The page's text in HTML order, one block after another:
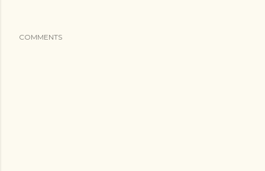
COMMENTS